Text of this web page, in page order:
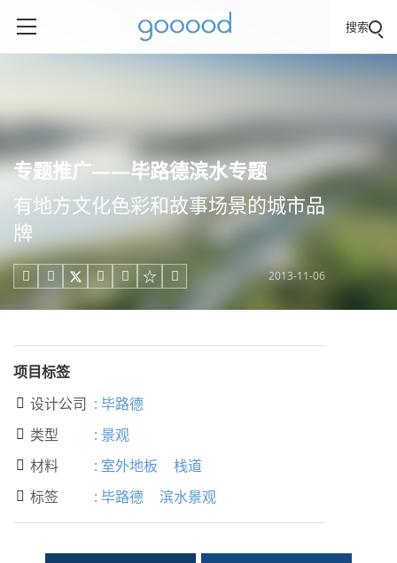
搜索
专题推广——毕路德滨水专题
有地方文化色彩和故事场景的城市品
牌
     2013-11-06
项目标签
 设计公司 : 毕路德
 类型 : 景观
 材料 : 室外地板 栈道
 标签 : 毕路德 滨水景观